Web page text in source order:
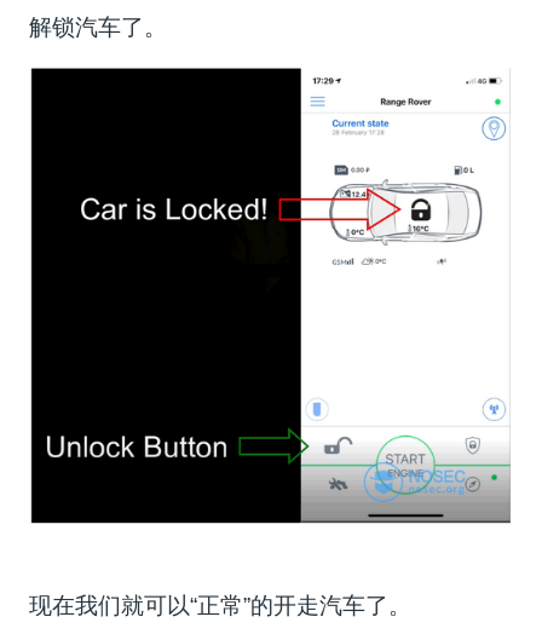
解锁汽车了。
现在我们就可以“正常”的开走汽车了。